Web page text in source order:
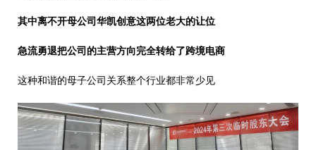
其中离不开母公司华凯创意这两位老大的让位
急流勇退把公司的主营方向完全转给了跨境电商
这种和谐的母子公司关系整个行业都非常少见